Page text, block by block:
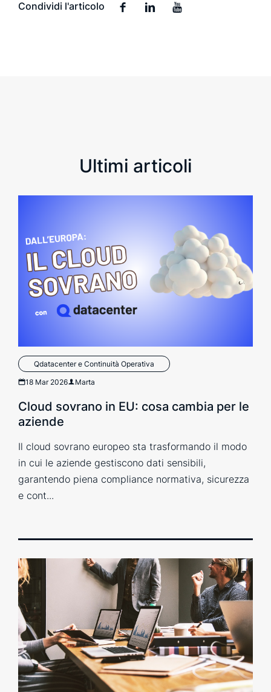
Condividi l'articolo
Ultimi articoli
Qdatacenter e Continuità Operativa
18 Mar 2026 Marta
Cloud sovrano in EU: cosa cambia per le
aziende
Il cloud sovrano europeo sta trasformando il modo
in cui le aziende gestiscono dati sensibili,
garantendo piena compliance normativa, sicurezza
e cont...